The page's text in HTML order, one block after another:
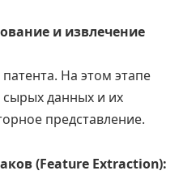
и извлечение
На этом этапе
сырых данных и их
представление.
(Feature Extraction):